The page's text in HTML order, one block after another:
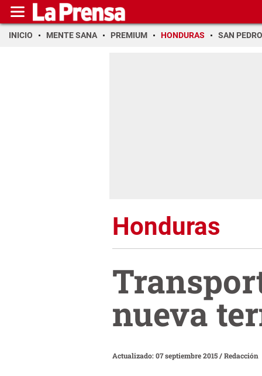
INICIO MENTE SANA PREMIUM HONDURAS SAN PEDRO
Honduras
nueva
Actualizado: 07 septiembre 2015/Redacción